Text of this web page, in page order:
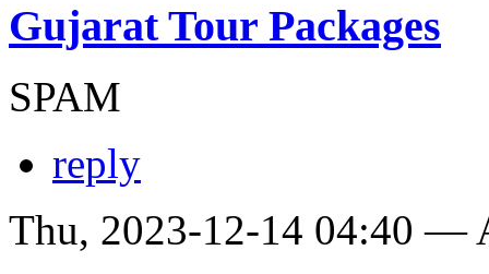
Gujarat Tour Packages
SPAM
reply
Thu, 2023-12-14 04:40 —